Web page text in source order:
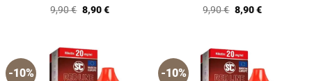
9,90€ Ursprünglicher
Preis
8,90€Aktueller
9,90€ Ursprünglicher
Preis
8,90€Aktueller
-10% -10%